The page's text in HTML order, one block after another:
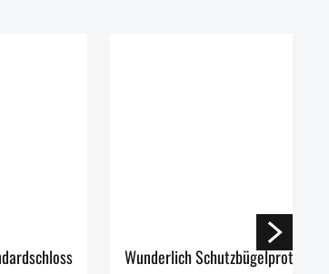
Wunderlich